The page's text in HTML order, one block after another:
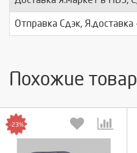
Отправка Сдэк,
Похожие
-23%